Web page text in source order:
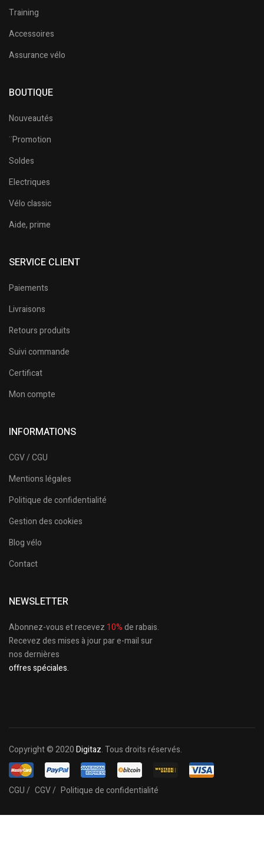
Training
Accessoires
Assurance vélo
BOUTIQUE
Nouveautés
¨Promotion
Soldes
Electriques
Vélo classic
Aide, prime
SERVICE CLIENT
Paiements
Livraisons
Retours produits
Suivi commande
Certificat
Mon compte
INFORMATIONS
CGV / CGU
Mentions légales
Politique de confidentialité
Gestion des cookies
Blog vélo
Contact
NEWSLETTER
Abonnez-vous et recevez 10%de rabais.
Recevez des mises à jour par e-mail sur
nos dernières
offres spéciales.
Copyright © 2020Digitaz. Tous droits réservés.
CGU / CGV / Politique de confidentialité